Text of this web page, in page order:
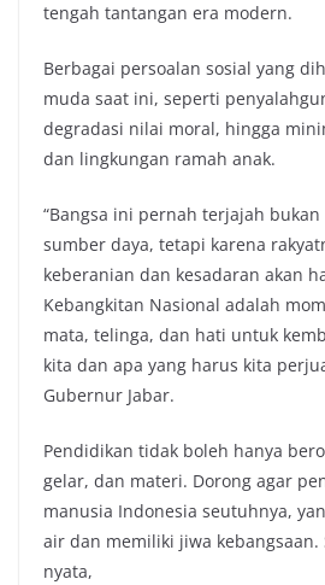
tengah tantangan era modern.
Berbagai persoalan sosial yang
muda saat ini, seperti
degradasi nilai moral, hingga
dan lingkungan ramah anak.
“Bangsa ini pernah terjajah
sumber daya, tetapi karena
keberanian dan kesadaran akan
Kebangkitan Nasional adalah
mata, telinga, dan hati untuk
kita dan apa yang harus kita
Gubernur Jabar.
Pendidikan tidak boleh hanya
gelar, dan materi. Dorong agar
manusia Indonesia seutuhnya,
air dan memiliki jiwa kebangsaan.
nyata,